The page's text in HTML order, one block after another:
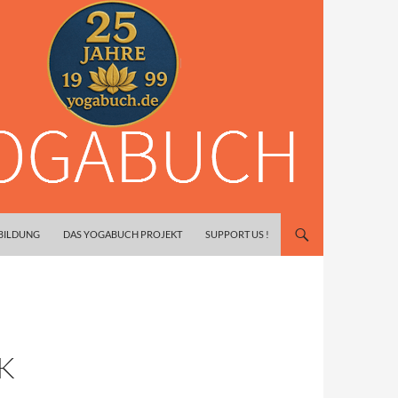
DAS YOGABUCH PROJEKT SUPPORT US !